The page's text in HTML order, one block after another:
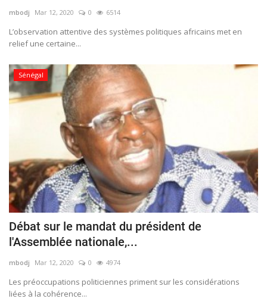
mbodj Mar 12, 2020 0 6514
L’observation attentive des systèmes politiques africains met en
relief une certaine...
Sénégal
Débat sur le mandat du président de
l'Assemblée nationale,...
mbodj Mar 12, 2020 0 4974
Les préoccupations politiciennes priment sur les considérations
liées à la cohérence...